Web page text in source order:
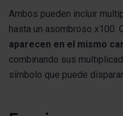
Ambos pueden incluir
hasta un asombroso x100.
aparecen en el mismo
combinando sus
símbolo que puede